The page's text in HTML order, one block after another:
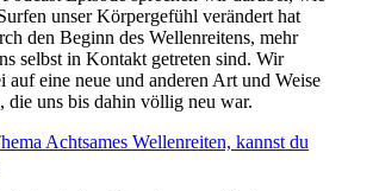
unser Körpergefühl verändert hat
den Beginn des Wellenreitens, mehr
selbst in Kontakt getreten sind. Wir
auf eine neue und anderen Art und Weise
die uns bis dahin völlig neu war.
Achtsames Wellenreiten, kannst du